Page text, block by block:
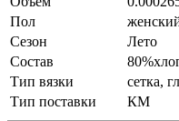
Пол
Сезон
Лето
Состав
Тип вязки
сетка,
Тип поставки
КМ